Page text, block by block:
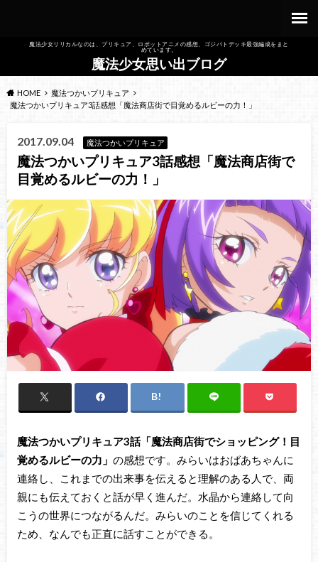
魔法少女リリカルなのは、プリキュア、ロボットアニメの感想、ゴジバトデッキ最強編成をまと
めています。
魔法少女思い出ブログ
HOME
魔法つかいプリキュア
魔法つかいプリキュア3話感想「魔法商店街で目覚めるルビーの力！」
2017.09.04 魔法つかいプリキュア
魔法つかいプリキュア3話感想「魔法商店街で
目覚めるルビーの力！」
魔法つかいプリキュア3話「魔法商店街でショッピング！目
覚めるルビーの力」 の感想です。みらいはおばあちゃんに
連絡し、これまでの出来事を伝えると理解のある人で、両
親にも伝えておくと話が早く進んだ。水晶から連絡して向
こうの世界につながるんだ。みらいのことを信じてくれる
ため、なんでも正直に話すことができる。